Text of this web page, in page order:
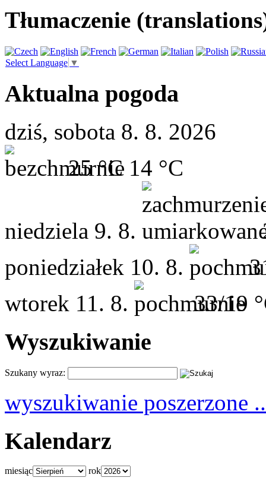
Tłumaczenie
Select Language ▼
Aktualna pogoda
dziś, sobota 8. 8. 2026
25 °C 14 °C
niedziela 9. 8.
poniedziałek 10. 8.
wtorek 11. 8. 33/19
Wyszukiwanie
Szukany wyraz:
wyszukiwanie poszerzone
Kalendarz
miesiąc rok